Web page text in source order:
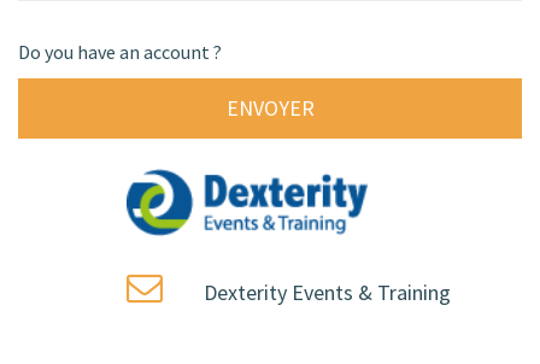
Do you have an account ?
Dexterity Events & Training